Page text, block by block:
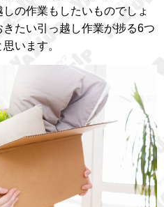
の作業もしたいものでしょ
たい引っ越し作業が捗る6つ
います。